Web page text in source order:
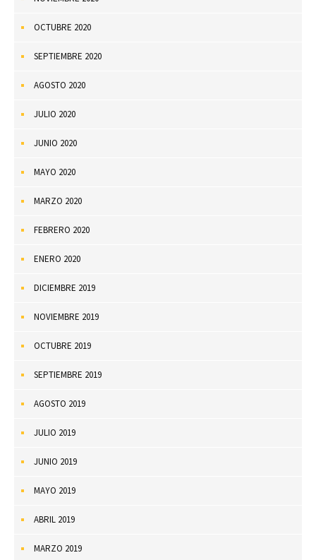
OCTUBRE 2020
SEPTIEMBRE 2020
AGOSTO 2020
JULIO 2020
JUNIO 2020
MAYO 2020
MARZO 2020
FEBRERO 2020
ENERO 2020
DICIEMBRE 2019
NOVIEMBRE 2019
OCTUBRE 2019
SEPTIEMBRE 2019
AGOSTO 2019
JULIO 2019
JUNIO 2019
MAYO 2019
ABRIL 2019
MARZO 2019